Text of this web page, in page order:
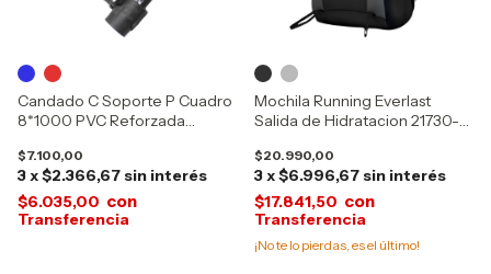
Candado C Soporte P Cuadro
8*1000 PVC Reforzada
$7.100,00
3x$2.366,67 sin interés
$6.035,00 con
Mochila Running Everlast
Salida de Hidratacion 21730-
$20.990,00
3x$6.996,67 sin interés
$17.841,50 con
¡No te lo pierdas, es el último!